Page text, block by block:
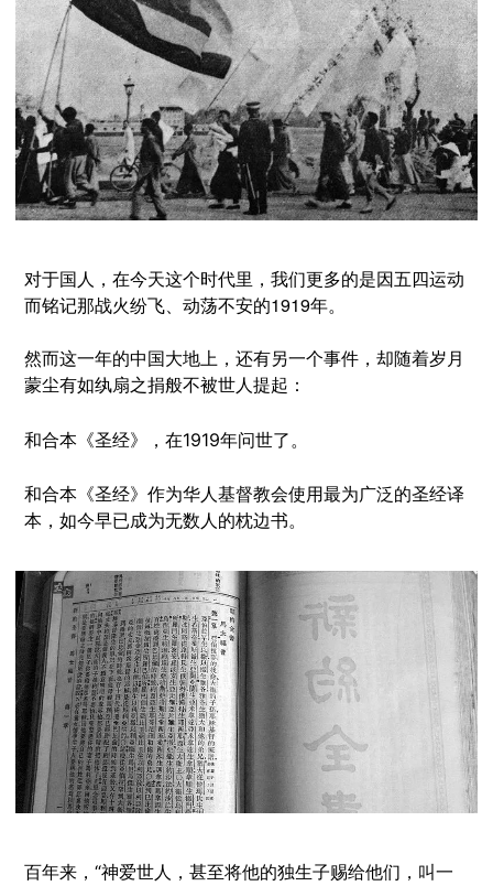
对于国人，在今天这个时代里，我们更多的是因五四运动
而铭记那战火纷飞、动荡不安的1919年。
然而这一年的中国大地上，还有另一个事件，却随着岁月
蒙尘有如纨扇之捐般不被世人提起：
和合本《圣经》，在1919年问世了 。
和合本《圣经》作为华人基督教会使用最为广泛的圣经译
本，如今早已成为无数人的枕边书。
百年来， “神爱世人，甚至将他的独生子赐给他们，叫一